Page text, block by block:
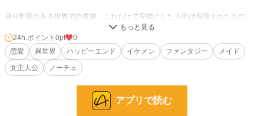
身分制度のある世界での貴族。これだけで安穏とした人生は保障されたもの。
思いが叶った！と喜ぶのも束の間、経済的理由で侯爵家へ侍女として奉公に出さ
れてしまいます。
だけど、過去の悲惨な人生に比べたらなんてことない！
それなりに懸命に生きるうちに、仕事が認められたり、素敵な恋人ができたり。
強かなダイナの、のんびり異世界生活譚です。
24h.ポイント 0pt
0
恋愛
異世界 ハッピーエンド イケメン ファンタジー
メイド
女主人公
ノーチェ
アプリで読む